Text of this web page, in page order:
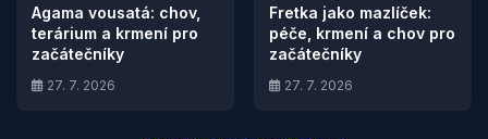
Agama vousatá: chov,
terárium a krmení pro
začátečníky
27. 7. 2026
Fretka jako mazlíček:
péče, krmení a chov pro
začátečníky
27. 7. 2026